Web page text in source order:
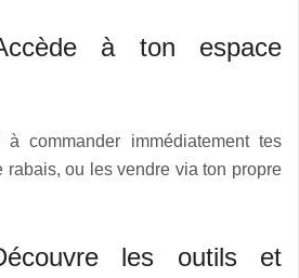
à ton espace
commander immédiatement tes
rabais, ou les vendre via ton propre
les outils et